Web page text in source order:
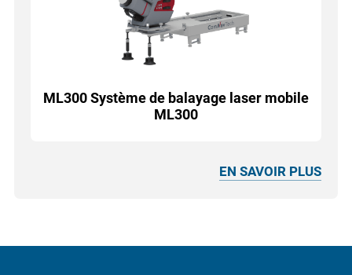
ML300 Système de balayage laser mobile
ML300
EN SAVOIR PLUS